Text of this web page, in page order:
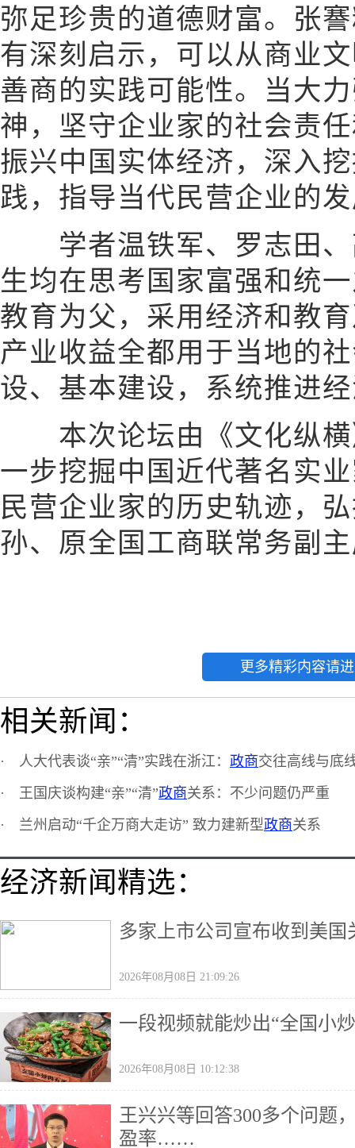
弥足珍贵的道德财富。张
有深刻启示，可以从商业
善商的实践可能性。当大
神，坚守企业家的社会责
振兴中国实体经济，深入
践，指导当代民营企业的
学者温铁军、罗志田、
生均在思考国家富强和统
教育为父，采用经济和教
产业收益全都用于当地的
设、基本建设，系统推进
本次论坛由《文化纵横
一步挖掘中国近代著名实
民营企业家的历史轨迹，
孙、原全国工商联常务副
更多精彩内容请
相关新闻：
· 人大代表谈“亲”“清”实践在浙江： 政商交往高线与底
· 王国庆谈构建“亲”“清”政商关系：不少问题仍严重
· 兰州启动“千企万商大走访” 致力建新型政商关系
经济新闻精选：
多家上市公司宣布收到美国
2026年08月08日 21:09:26
一段视频就能炒出“全国小
2026年08月08日 10:12:38
王兴兴等回答300多个问题
盈率……